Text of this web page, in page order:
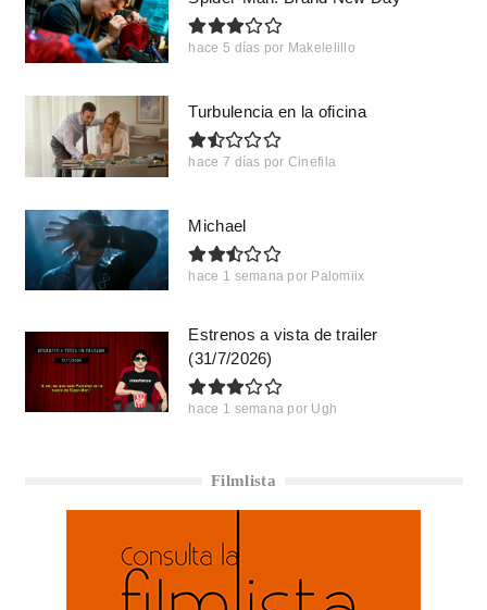
hace 5 días por Makelelillo
Turbulencia en la oficina
hace 7 días por Cinefila
Michael
hace 1 semana por Palomiix
Estrenos a vista de trailer
(31/7/2026)
hace 1 semana por Ugh
Filmlista